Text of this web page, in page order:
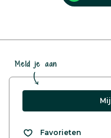
Meld je aan
Favorieten